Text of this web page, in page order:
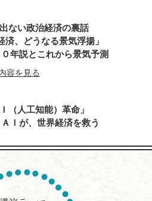
ない政治経済の裏話
済、どうなる景気浮揚」
年説とこれから景気予測
容を見る
（人工知能）革命」
Ｉが、世界経済を救う
の達人に学ぶ
言、遺訓、格言を経営に生かす